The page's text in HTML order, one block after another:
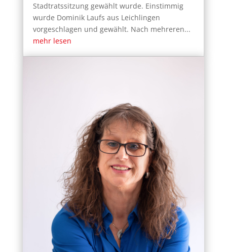
Stadtratssitzung gewählt wurde. Einstimmig
wurde Dominik Laufs aus Leichlingen
vorgeschlagen und gewählt. Nach mehreren...
mehr lesen